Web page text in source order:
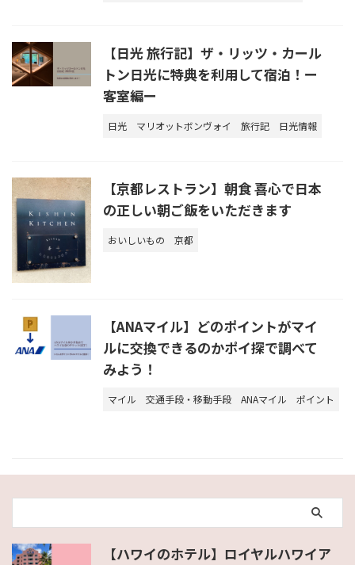
【日光 旅行記】ザ・リッツ・カール
トン日光に特典を利用して宿泊！ー
客室編ー
日光 マリオットボンヴォイ 旅行記 日光情報
【京都レストラン】朝食 喜心で日本
の正しい朝ご飯をいただきます
おいしいもの 京都
【ANAマイル】どのポイントがマイ
ルに交換できるのかポイ探で調べて
みよう！
マイル 交通手段・移動手段 ANAマイル ポイント
【ハワイのホテル】ロイヤルハワイア